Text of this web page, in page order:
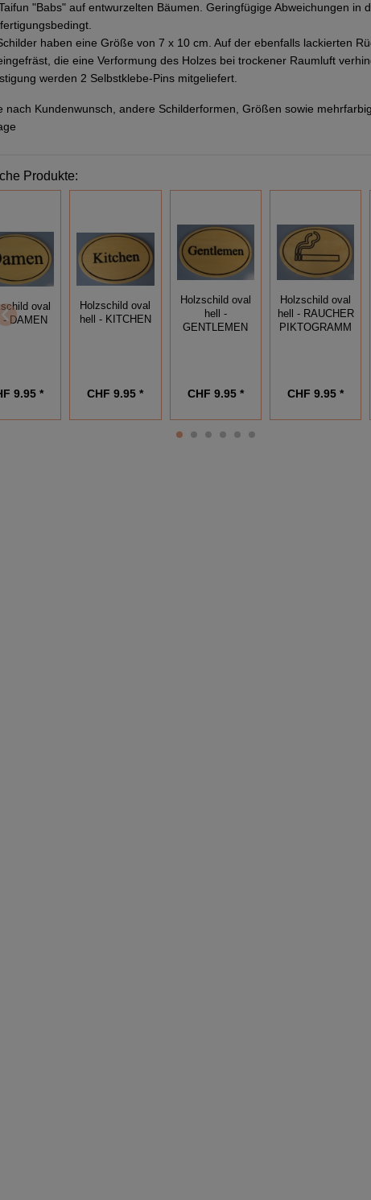
"Babs" auf entwurzelten Bäumen. Geringfügige Abweichungen in
haben eine Größe von 7 x 10 cm. Auf der ebenfalls lackierten
die eine Verformung des Holzes bei trockener Raumluft
werden 2 Selbstklebe-Pins mitgeliefert.
nach Kundenwunsch, andere Schilderformen, Größen sowie
Produkte:
oval
- DAMEN
9.95 *
Holzschild oval
hell - KITCHEN
CHF 9.95 *
Holzschild oval
hell -
GENTLEMEN
CHF 9.95 *
Holzschild oval
hell - RAUCHER
PIKTOGRAMM
CHF 9.95 *